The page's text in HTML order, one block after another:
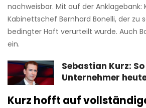
nachweisbar. Mit auf der Anklagebank:
Kabinettschef Bernhard Bonelli, der zu
bedingter Haft verurteilt wurde. Auch
ein.
Sebastian Kurz:
Unternehmer
Kurz hofft auf